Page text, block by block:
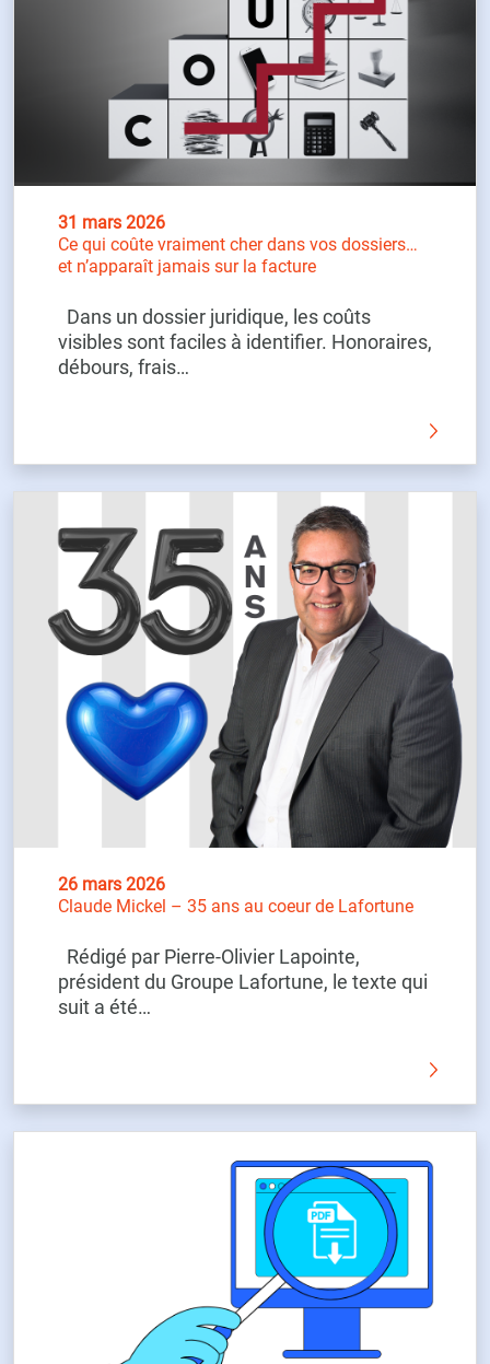
31 mars 2026
Ce qui coûte vraiment cher dans vos dossiers…
et n’apparaît jamais sur la facture
Dans un dossier juridique, les coûts
visibles sont faciles à identifier. Honoraires,
débours, frais…
26 mars 2026
Claude Mickel – 35 ans au coeur de Lafortune
Rédigé par Pierre-Olivier Lapointe,
président du Groupe Lafortune, le texte qui
suit a été…